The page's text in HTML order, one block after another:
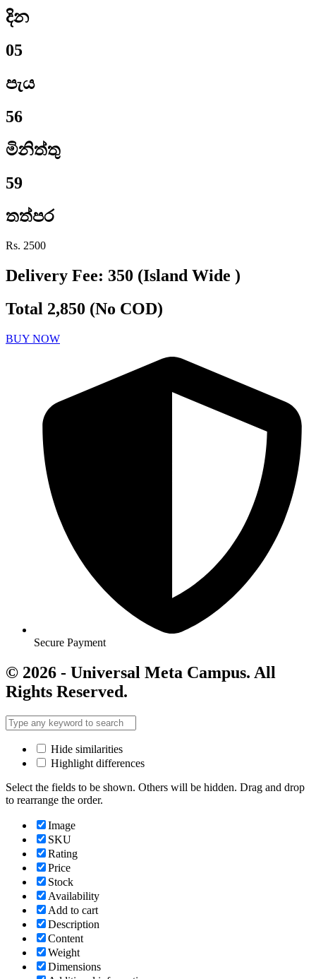
දින
05
පැය
56
මිනිත්තු
58
තත්පර
Rs. 2500
Delivery Fee: 350 (Island Wide )
Total 2,850 (No COD)
BUY NOW
Secure Payment
© 2026 - Universal Meta Campus. All
Rights Reserved.
Hide similarities
Highlight differences
Select the fields to be shown. Others will be hidden. Drag and drop
to rearrange the order.
Image
SKU
Rating
Price
Stock
Availability
Add to cart
Description
Content
Weight
Dimensions